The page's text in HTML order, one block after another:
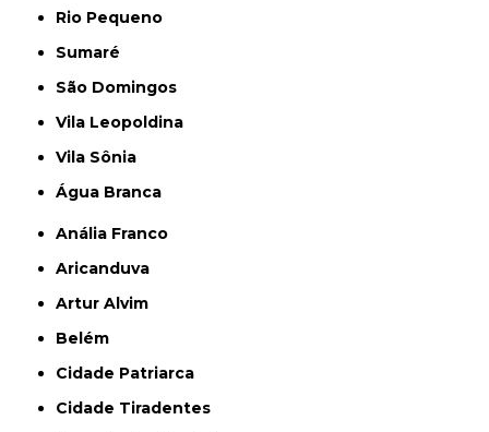
Rio Pequeno
Sumaré
São Domingos
Vila Leopoldina
Vila Sônia
Água Branca
Anália Franco
Aricanduva
Artur Alvim
Belém
Cidade Patriarca
Cidade Tiradentes